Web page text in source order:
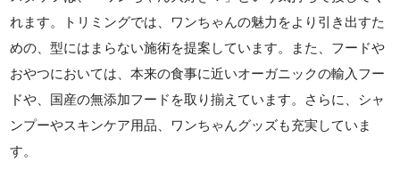
れます。トリミングでは、ワンちゃんの魅力をより引き出すた
めの、型にはまらない施術を提案しています。また、フードや
おやつにおいては、本来の食事に近いオーガニックの輸入フー
ドや、国産の無添加フードを取り揃えています。さらに、シャ
ンプーやスキンケア用品、ワンちゃんグッズも充実していま
す。